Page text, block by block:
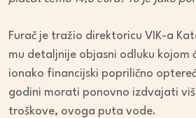
Furač je tražio direktoricu VIK-a
mu detaljnije objasni odluku kojom
ionako financijski poprilično
godini morati ponovno izdvajati
troškove, ovoga puta vode.